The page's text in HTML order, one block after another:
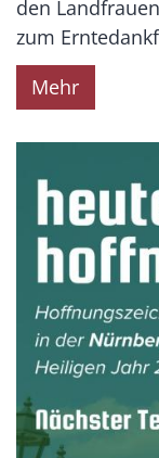
den
zum
Mehr